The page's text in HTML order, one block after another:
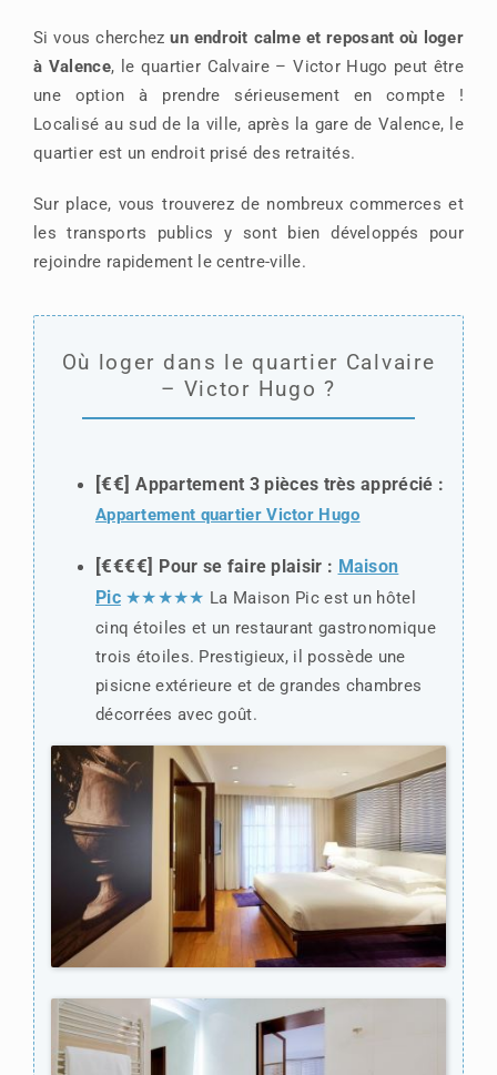
Si vous cherchezun endroit calme et reposant où loger
à Valence, le quartier Calvaire – Victor Hugo peut être
une option à prendre sérieusement en compte !
Localisé au sud de la ville, après la gare de Valence, le
quartier est un endroit prisé des retraités.
Sur place, vous trouverez de nombreux commerces et
les transports publics y sont bien développés pour
rejoindre rapidement le centre-ville.
Où loger dans le quartier Calvaire
– Victor Hugo ?
[€€] Appartement 3 pièces très apprécié :
Appartement quartier Victor Hugo
[€€€€] Pour se faire plaisir : Maison
Pic★★★★★ La Maison Pic est un hôtel
cinq étoiles et un restaurant gastronomique
trois étoiles. Prestigieux, il possède une
pisicne extérieure et de grandes chambres
décorrées avec goût.